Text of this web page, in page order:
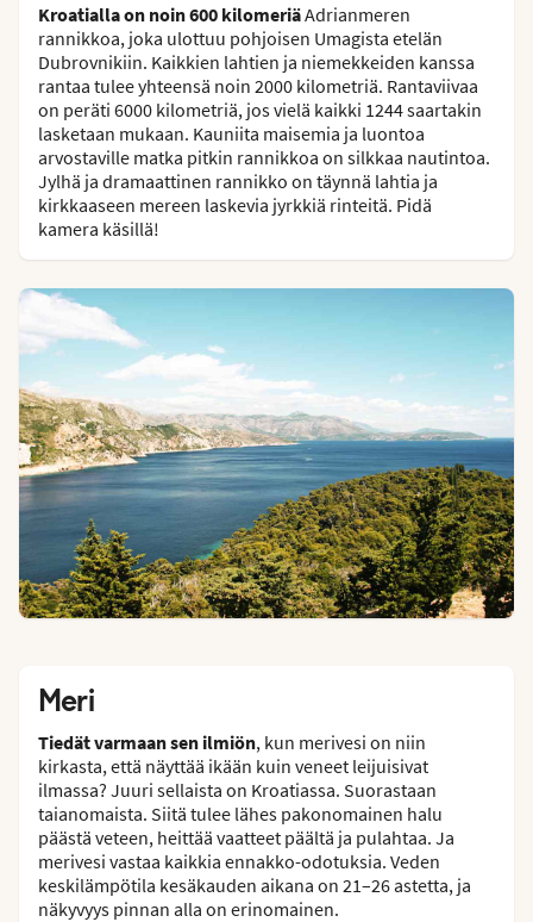
Kroatialla on noin 600 kilomeriäAdrianmeren
rannikkoa, joka ulottuu pohjoisen Umagista etelän
Dubrovnikiin. Kaikkien lahtien ja niemekkeiden kanssa
rantaa tulee yhteensä noin 2000 kilometriä. Rantaviivaa
on peräti 6000 kilometriä, jos vielä kaikki 1244 saartakin
lasketaan mukaan. Kauniita maisemia ja luontoa
arvostaville matka pitkin rannikkoa on silkkaa nautintoa.
Jylhä ja dramaattinen rannikko on täynnä lahtia ja
kirkkaaseen mereen laskevia jyrkkiä rinteitä. Pidä
kamera käsillä!
Meri
Tiedät varmaan sen ilmiön, kun merivesi on niin
kirkasta, että näyttää ikään kuin veneet leijuisivat
ilmassa? Juuri sellaista on Kroatiassa. Suorastaan
taianomaista. Siitä tulee lähes pakonomainen halu
päästä veteen, heittää vaatteet päältä ja pulahtaa. Ja
merivesi vastaa kaikkia ennakko-odotuksia. Veden
keskilämpötila kesäkauden aikana on 21–26 astetta, ja
näkyvyys pinnan alla on erinomainen.